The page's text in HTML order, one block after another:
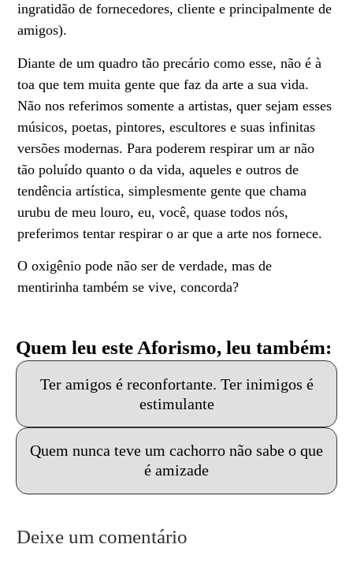
ingratidão de fornecedores, cliente e principalmente de
amigos).
Diante de um quadro tão precário como esse, não é à
toa que tem muita gente que faz da arte a sua vida.
Não nos referimos somente a artistas, quer sejam esses
músicos, poetas, pintores, escultores e suas infinitas
versões modernas. Para poderem respirar um ar não
tão poluído quanto o da vida, aqueles e outros de
tendência artística, simplesmente gente que chama
urubu de meu louro, eu, você, quase todos nós,
preferimos tentar respirar o ar que a arte nos fornece.
O oxigênio pode não ser de verdade, mas de
mentirinha também se vive, concorda?
Quem leu este Aforismo, leu também:
Ter amigos é reconfortante. Ter inimigos é
estimulante
Quem nunca teve um cachorro não sabe o que
é amizade
Deixe um comentário